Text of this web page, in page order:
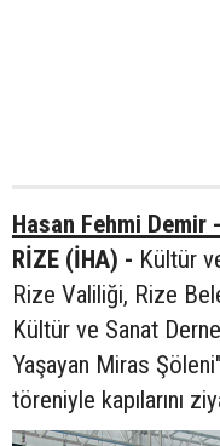
Hasan Fehmi Demir
RİZE (İHA) - Kültür
Rize Valiliği, Rize
Kültür ve Sanat
Yaşayan Miras
töreniyle kapılarını